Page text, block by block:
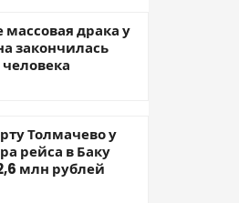
массовая драка у
закончилась
Толмачево у
рейса в Баку
млн рублей